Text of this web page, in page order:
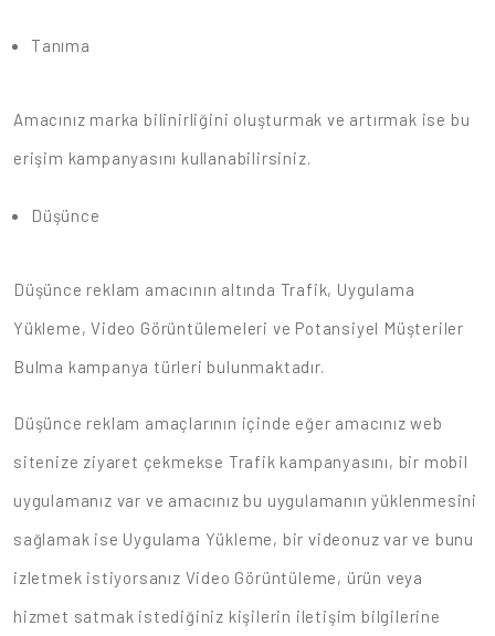
Tanıma
Amacınız marka bilinirliğini oluşturmak ve artırmak ise bu
erişim kampanyasını kullanabilirsiniz.
Düşünce
Düşünce reklam amacının altında Trafik, Uygulama
Yükleme, Video Görüntülemeleri ve Potansiyel Müşteriler
Bulma kampanya türleri bulunmaktadır.
Düşünce reklam amaçlarının içinde eğer amacınız web
sitenize ziyaret çekmekse Trafik kampanyasını, bir mobil
uygulamanız var ve amacınız bu uygulamanın yüklenmesini
sağlamak ise Uygulama Yükleme, bir videonuz var ve bunu
izletmek istiyorsanız Video Görüntüleme, ürün veya
hizmet satmak istediğiniz kişilerin iletişim bilgilerine